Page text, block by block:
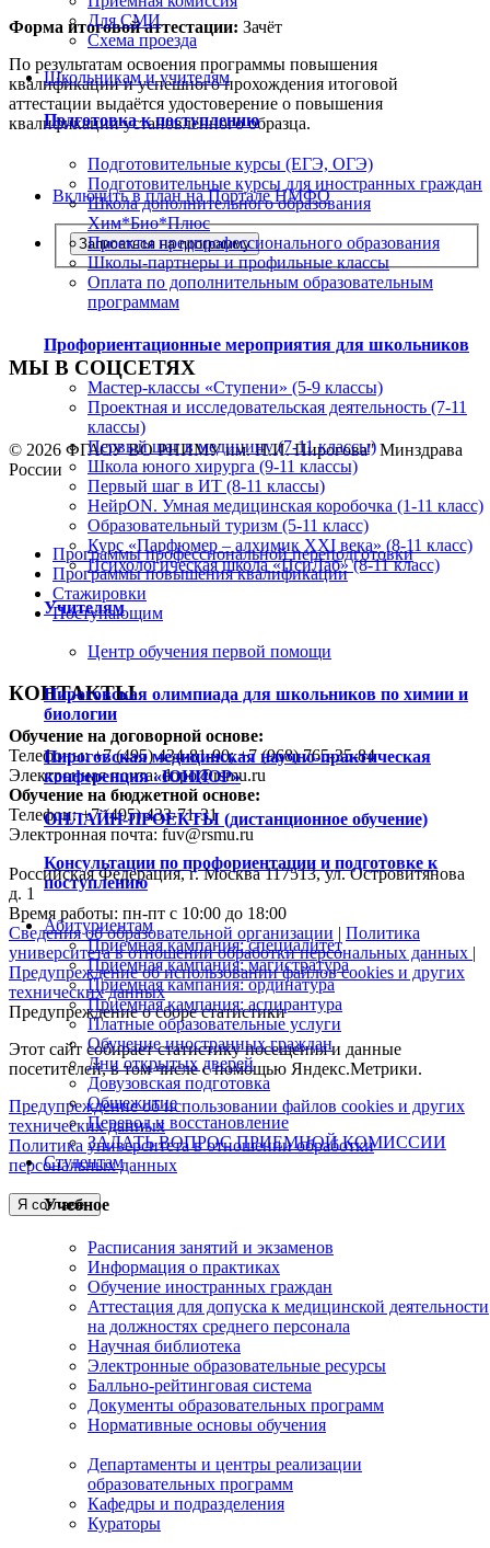
Для СМИ
Схема проезда
Школьникам и учителям
Подготовка к поступлению
Подготовительные курсы (ЕГЭ, ОГЭ)
Подготовительные курсы для иностранных граждан
Школа дополнительного образования
Хим*Био*Плюс
Проекты предпрофессионального образования
Школы-партнеры и профильные классы
Оплата по дополнительным образовательным
программам
Профориентационные мероприятия для школьников
Мастер-классы «Ступени» (5-9 классы)
Проектная и исследовательская деятельность (7-11
классы)
Первый шаг в медицину (7-11 классы)
Школа юного хирурга (9-11 классы)
Первый шаг в ИТ (8-11 классы)
НейрON. Умная медицинская коробочка (1-11 класс)
Образовательный туризм (5-11 класс)
Курс «Парфюмер – алхимик XXI века» (8-11 класс)
Психологическая школа «ПсиЛаб» (8-11 класс)
Учителям
Центр обучения первой помощи
Пироговская олимпиада для школьников по химии и
биологии
Пироговская медицинская научно-практическая
конференция «ЮНИОР»
ОНЛАЙН-ПРОЕКТЫ (дистанционное обучение)
Консультации по профориентации и подготовке к
поступлению
Абитуриентам
Приемная кампания: специалитет
Приемная кампания: магистратура
Приемная кампания: ординатура
Приемная кампания: аспирантура
Платные образовательные услуги
Обучение иностранных граждан
Дни открытых дверей
Довузовская подготовка
Общежитие
Перевод и восстановление
ЗАДАТЬ ВОПРОС ПРИЕМНОЙ КОМИССИИ
Студентам
Учебное
Расписания занятий и экзаменов
Информация о практиках
Обучение иностранных граждан
Аттестация для допуска к медицинской деятельности
на должностях среднего персонала
Научная библиотека
Электронные образовательные ресурсы
Балльно-рейтинговая система
Документы образовательных программ
Нормативные основы обучения
Департаменты и центры реализации
образовательных программ
Кафедры и подразделения
Кураторы
Форма итоговой аттестации: Зачёт
По результатам освоения программы повышения
квалификации и успешного прохождения итоговой
аттестации выдаётся удостоверение о повышения
квалификации установленного образца.
Включить в план на Портале НМФО
Записаться на программу
МЫ В СОЦСЕТЯХ
© 2026 ФГАОУ ВО РНИМУ им. Н.И. Пирогова" Минздрава
России
Программы профессиональной переподготовки
Программы повышения квалификации
Стажировки
Поступающим
КОНТАКТЫ
Обучение на договорной основе:
Телефоны: +7 (495) 434-81-90; +7 (968) 765-35-84
Электронная почта: dopo@rsmu.ru
Обучение на бюджетной основе:
Телефон: +7 (495) 433-71-31
Электронная почта: fuv@rsmu.ru
Российская Федерация, г. Москва 117513, ул. Островитянова
д. 1
Время работы: пн-пт с 10:00 до 18:00
Сведения об образовательной организации | Политика
университета в отношении обработки персональных данных |
Предупреждение об использовании файлов cookies и других
технических данных
Предупреждение о сборе статистики
Этот сайт собирает статистику посещения и данные
посетителей, в том числе с помощью Яндекс.Метрики.
Предупреждение об использовании файлов cookies и других
технических данных
Политика университета в отношении обработки
персональных данных
Я согласен